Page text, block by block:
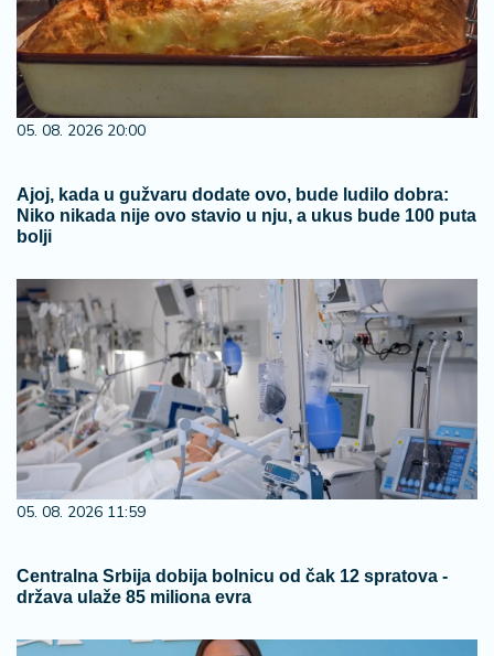
05. 08. 2026 20:00
Ajoj, kada u gužvaru dodate ovo, bude ludilo dobra:
Niko nikada nije ovo stavio u nju, a ukus bude 100 puta
bolji
05. 08. 2026 11:59
Centralna Srbija dobija bolnicu od čak 12 spratova -
država ulaže 85 miliona evra